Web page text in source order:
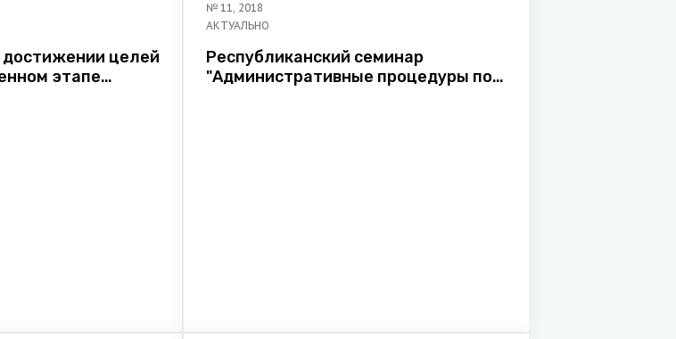
достижении целей
этапе
№ 11, 2018
АКТУАЛЬНО
Республиканский семинар
"Административные процедуры по